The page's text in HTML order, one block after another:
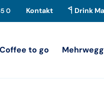
0 Kontakt Drink
Coffee to go